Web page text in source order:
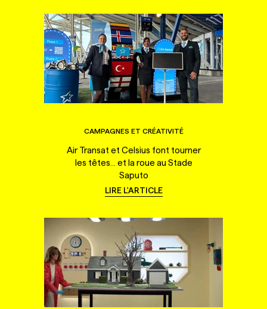
CAMPAGNES ET CRÉATIVITÉ
Air Transat et Celsius font tourner
les têtes... et la roue au Stade
Saputo
LIRE L'ARTICLE